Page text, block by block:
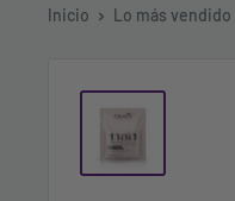
Inicio Lo más vendido